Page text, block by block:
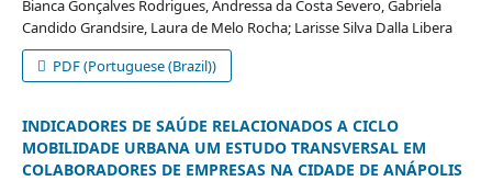
Bianca Gonçalves Rodrigues, Andressa da Costa Severo, Gabriela
Candido Grandsire, Laura de Melo Rocha; Larisse Silva Dalla Libera
PDF (Portuguese (Brazil))
INDICADORES DE SAÚDE RELACIONADOS A CICLO
MOBILIDADE URBANA UM ESTUDO TRANSVERSAL EM
COLABORADORES DE EMPRESAS NA CIDADE DE ANÁPOLIS